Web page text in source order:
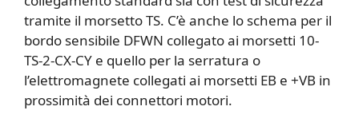
tramite il morsetto TS. C’è anche lo schema per il
bordo sensibile DFWN collegato ai morsetti 10-
TS-2-CX-CY e quello per la serratura o
l’elettromagnete collegati ai morsetti EB e +VB in
prossimità dei connettori motori.